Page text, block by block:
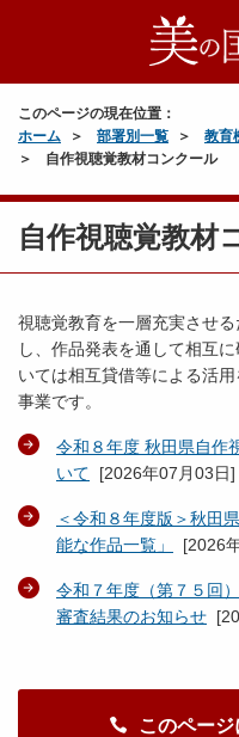
このページの現在位置：
ホーム
部署別一覧 教育
自作視聴覚教材コンクール
自作視聴覚教材
視聴覚教育を一層充実させ
し、作品発表を通して相互
いては相互貸借等による活
事業です。
令和８年度 秋田県自作
いて [2026年07月03日]
＜令和８年度版＞秋田
能な作品一覧」
[2026
令和７年度（第７５回
審査結果のお知らせ [
このペー